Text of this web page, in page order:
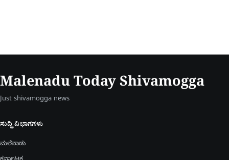
Malenadu Today Shivamogga
Just shivamogga news
ಸುದ್ದಿ ವಿಭಾಗಗಳು
ಮಲೆನಾಡು